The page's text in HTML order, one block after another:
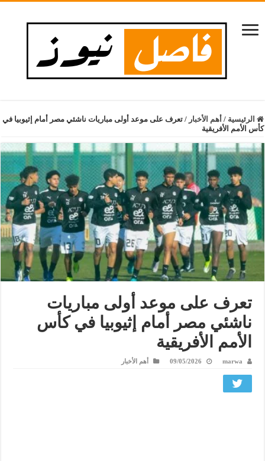
الرئيسية / أهم الأخبار / تعرف على موعد أولى مباريات ناشئي مصر أمام إثيوبيا في
كأس الأمم الأفريقية
تعرف على موعد أولى مباريات
ناشئي مصر أمام إثيوبيا في كأس
الأمم الأفريقية
marwa
09/05/2026 أهم الأخبار